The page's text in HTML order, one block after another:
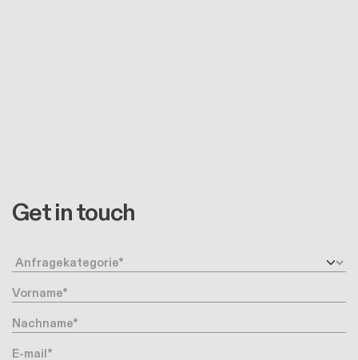
Get in touch
Anfragetyp
Vorname
Nachname
Ihre Email-Adresse